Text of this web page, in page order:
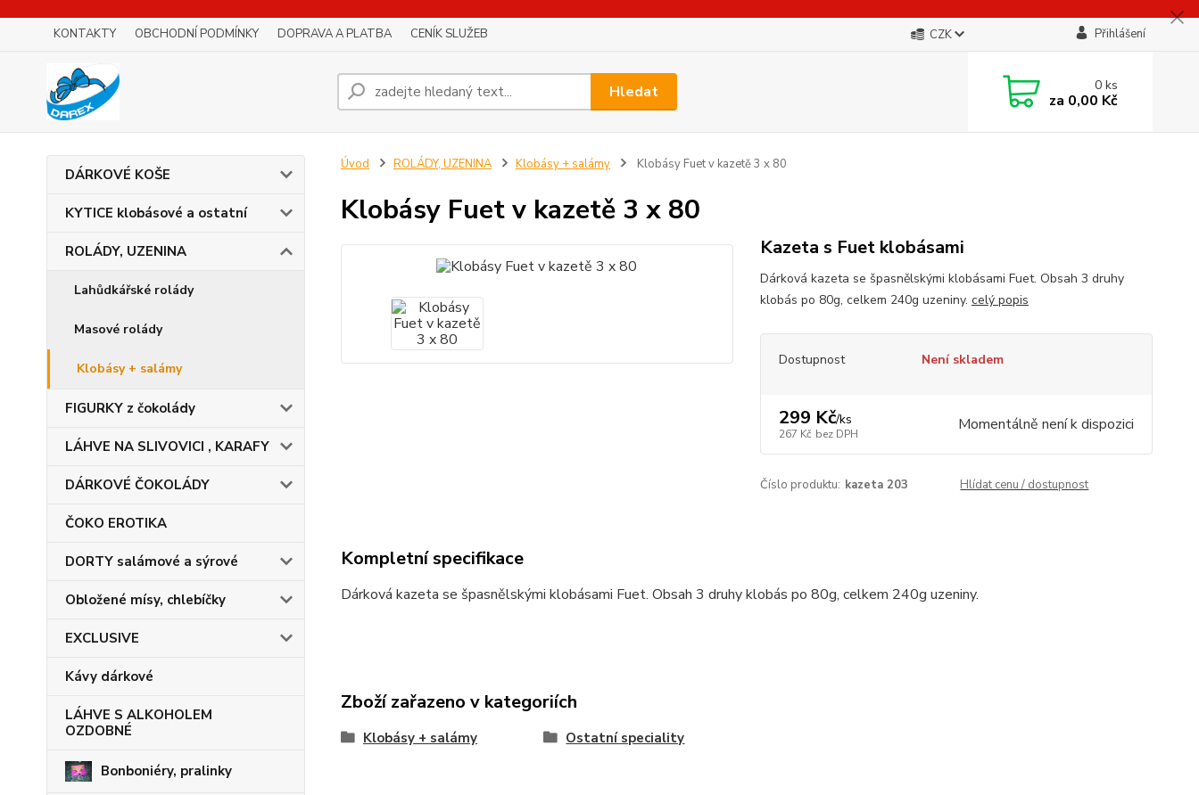
KONTAKTY OBCHODNÍ PODMÍNKY DOPRAVA A PLATBA CENÍK SLUŽEB CZK Přihlášení
Hledat 0ks
za 0,00 Kč
DÁRKOVÉ KOŠE
KYTICE klobásové a ostatní
ROLÁDY, UZENINA
Lahůdkářské rolády
Masové rolády
Klobásy + salámy
FIGURKY z čokolády
LÁHVE NA SLIVOVICI , KARAFY
DÁRKOVÉ ČOKOLÁDY
ČOKO EROTIKA
DORTY salámové a sýrové
Obložené mísy, chlebíčky
EXCLUSIVE
Kávy dárkové
LÁHVE S ALKOHOLEM
OZDOBNÉ
Bonboniéry, pralinky
Úvod ROLÁDY, UZENINA Klobásy + salámy Klobásy Fuet v kazetě 3 x 80
Klobásy Fuet v kazetě 3 x 80
Kazeta s Fuet klobásami
Dárková kazeta se špasnělskými klobásami Fuet. Obsah 3 druhy
klobás po 80g, celkem 240g uzeniny. celý popis
Dostupnost Není skladem
299 Kč/ks
267 Kč bez DPH Momentálně není k dispozici
Číslo produktu: kazeta 203 Hlídat cenu / dostupnost
Kompletní specifikace
Dárková kazeta se špasnělskými klobásami Fuet. Obsah 3 druhy klobás po 80g, celkem 240g uzeniny.
Zboží zařazeno v kategoriích
Klobásy + salámy Ostatní speciality